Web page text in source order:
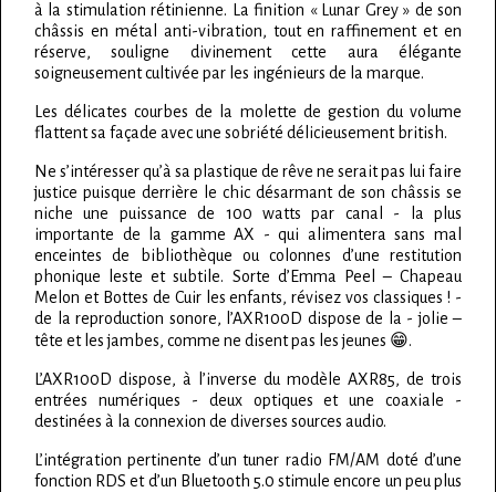
à la stimulation rétinienne. La finition « Lunar Grey » de son
châssis en métal anti-vibration, tout en raffinement et en
réserve, souligne divinement cette aura élégante
soigneusement cultivée par les ingénieurs de la marque.
Les délicates courbes de la molette de gestion du volume
flattent sa façade avec une sobriété délicieusement british.
Ne s’intéresser qu’à sa plastique de rêve ne serait pas lui faire
justice puisque derrière le chic désarmant de son châssis se
niche une puissance de 100 watts par canal - la plus
importante de la gamme AX - qui alimentera sans mal
enceintes de bibliothèque ou colonnes d’une restitution
phonique leste et subtile. Sorte d’Emma Peel – Chapeau
Melon et Bottes de Cuir les enfants, révisez vos classiques ! -
de la reproduction sonore, l’AXR100D dispose de la - jolie –
tête et les jambes, comme ne disent pas les jeunes 😁.
L’AXR100D dispose, à l’inverse du modèle AXR85, de trois
entrées numériques - deux optiques et une coaxiale -
destinées à la connexion de diverses sources audio.
L’intégration pertinente d’un tuner radio FM/AM doté d’une
fonction RDS et d’un Bluetooth 5.0 stimule encore un peu plus